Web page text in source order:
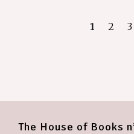
1 2 3
The House of Books